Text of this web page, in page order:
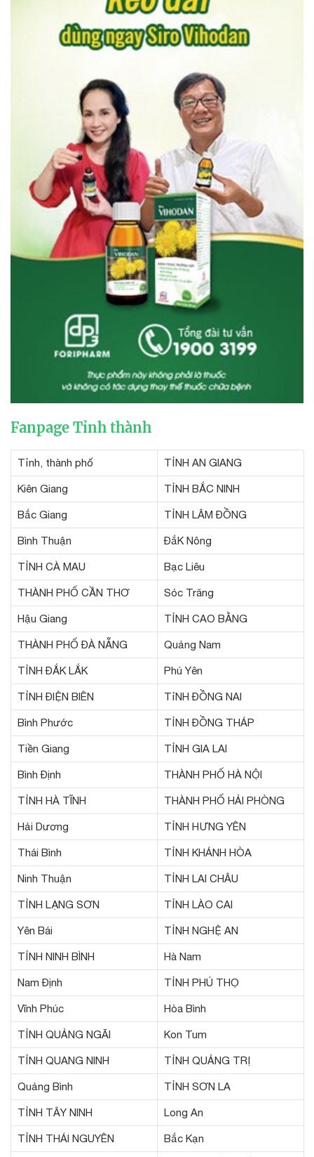
Fanpage Tỉnh thành
Tỉnh, thành phố TỈNH AN GIANG
Kiên Giang TỈNH BẮC NINH
Bắc Giang TỈNH LÂM ĐỒNG
Bình Thuận ĐắK Nông
TỈNH CÀ MAU Bạc Liêu
THÀNH PHỐ CẦN THƠ Sóc Trăng
Hậu Giang TỈNH CAO BẰNG
THÀNH PHỐ ĐÀ NẴNG Quảng Nam
TỈNH ĐẮK LẮK Phú Yên
TỈNH ĐIỆN BIÊN TỉNH ĐỒNG NAI
Bình Phước TỈNH ĐỒNG THÁP
Tiền Giang TỈNH GIA LAI
Bình Định THÀNH PHỐ HÀ NỘI
TỈNH HÀ TĨNH THÀNH PHỐ HẢI PHÒNG
Hải Dương TỈNH HƯNG YÊN
Thái Bình TỈNH KHÁNH HÒA
Ninh Thuận TỈNH LAI CHÂU
TỈNH LẠNG SƠN TỈNH LÀO CAI
Yên Bái TỈNH NGHỆ AN
TỈNH NINH BÌNH Hà Nam
Nam Định TỈNH PHÚ THỌ
Vĩnh Phúc Hòa Bình
TỈNH QUẢNG NGÃI Kon Tum
TỈNH QUANG NINH TỈNH QUẢNG TRỊ
Quảng Bình TỈNH SƠN LA
TỈNH TÂY NINH Long An
TỈNH THÁI NGUYÊN Bắc Kạn